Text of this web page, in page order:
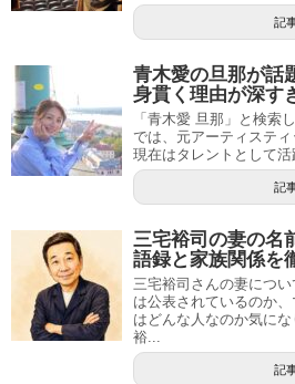
記
青木愛の旦那が話
身貫く理由が深す
「青木愛 旦那」と検索
では、元アーティステ
現在はタレントとして
記
三宅裕司の妻の名
語録と家族関係を
三宅裕司さんの妻につ
は公表されているのか
はどんな人なのか気に
裕...
記